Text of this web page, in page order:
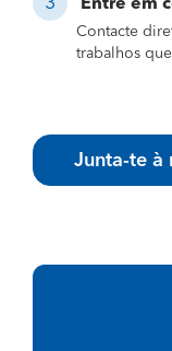
Entre em
Contacte
trabalhos
Junta-te à